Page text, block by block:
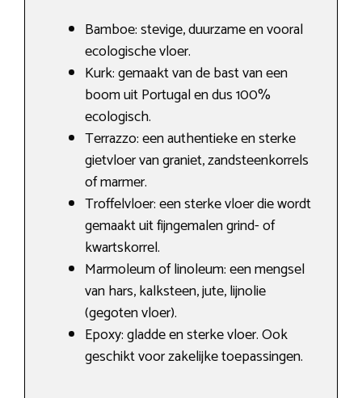
Bamboe: stevige, duurzame en vooral
ecologische vloer.
Kurk: gemaakt van de bast van een
boom uit Portugal en dus 100%
ecologisch.
Terrazzo: een authentieke en sterke
gietvloer van graniet, zandsteenkorrels
of marmer.
Troffelvloer: een sterke vloer die wordt
gemaakt uit fijngemalen grind- of
kwartskorrel.
Marmoleum of linoleum: een mengsel
van hars, kalksteen, jute, lijnolie
(gegoten vloer).
Epoxy: gladde en sterke vloer. Ook
geschikt voor zakelijke toepassingen.